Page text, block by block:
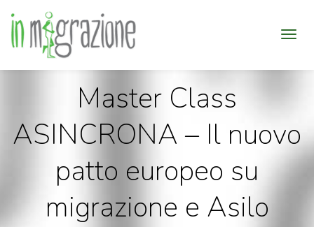
Master Class
ASINCRONA – Il nuovo
patto europeo su
migrazione e Asilo